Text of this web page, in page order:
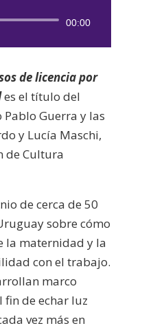
00:00
de licencia por
es el título del
Guerra y las
y Lucía Maschi,
de Cultura
de cerca de 50
sobre cómo
la maternidad y la
con el trabajo.
marco
fin de echar luz
vez más en